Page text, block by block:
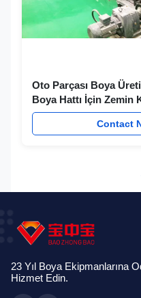
Oto Parçası Boya
Boya Hattı İçin Zemin
Contact
23 Yıl Boya Ekipmanlarına
Hizmet Edin.